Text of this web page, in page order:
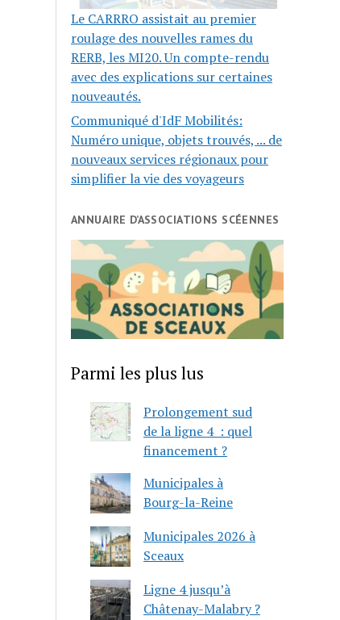
Le CARRRO assistait au premier
roulage des nouvelles rames du
RERB, les MI20. Un compte-rendu
avec des explications sur certaines
nouveautés.
Communiqué d'IdF Mobilités:
Numéro unique, objets trouvés, ... de
nouveaux services régionaux pour
simplifier la vie des voyageurs
ANNUAIRE D’ASSOCIATIONS SCÉENNES
Parmi les plus lus
Prolongement sud
de la ligne 4 : quel
financement ?
Municipales à
Bourg-la-Reine
Municipales 2026 à
Sceaux
Ligne 4 jusqu’à
Châtenay-Malabry ?